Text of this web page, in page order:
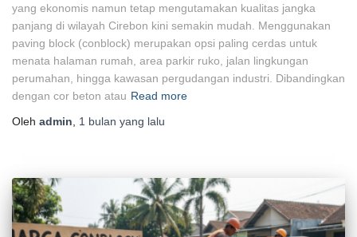
yang ekonomis namun tetap mengutamakan kualitas jangka
panjang di wilayah Cirebon kini semakin mudah. Menggunakan
paving block (conblock) merupakan opsi paling cerdas untuk
menata halaman rumah, area parkir ruko, jalan lingkungan
perumahan, hingga kawasan pergudangan industri. Dibandingkan
dengan cor beton atau Read more
Oleh admin 1 bulan yang lalu